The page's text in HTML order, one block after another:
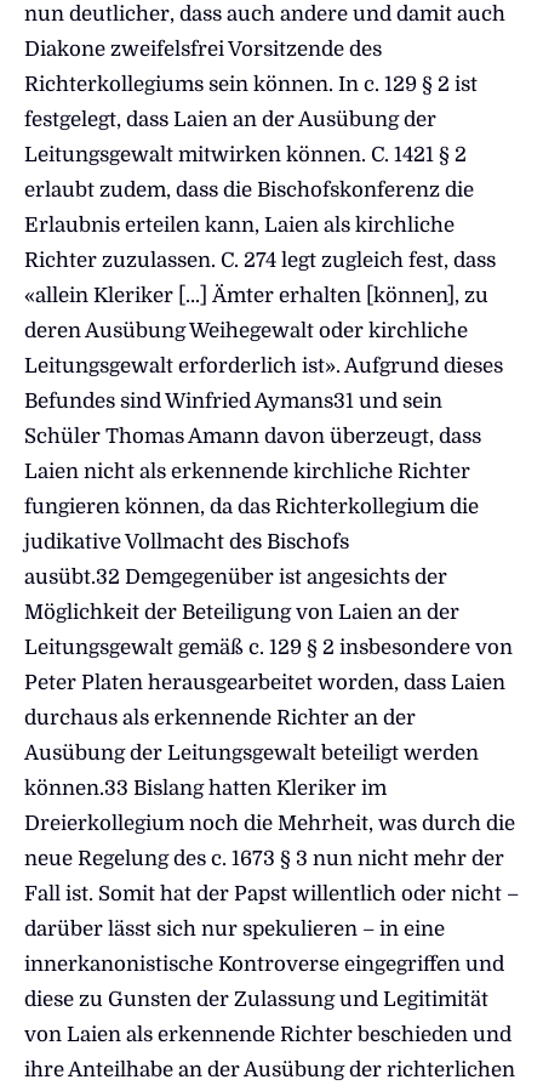
nun deutlicher, dass auch andere und damit auch
Diakone zweifelsfrei Vorsitzende des
Richterkollegiums sein können. In c. 129 § 2 ist
festgelegt, dass Laien an der Ausübung der
Leitungsgewalt mitwirken können. C. 1421 § 2
erlaubt zudem, dass die Bischofskonferenz die
Erlaubnis erteilen kann, Laien als kirchliche
Richter zuzulassen. C. 274 legt zugleich fest, dass
«allein Kleriker […] Ämter erhalten [können], zu
deren Ausübung Weihegewalt oder kirchliche
Leitungsgewalt erforderlich ist». Aufgrund dieses
Befundes sind Winfried Aymans31 und sein
Schüler Thomas Amann davon überzeugt, dass
Laien nicht als erkennende kirchliche Richter
fungieren können, da das Richterkollegium die
judikative Vollmacht des Bischofs
ausübt.32 Demgegenüber ist angesichts der
Möglichkeit der Beteiligung von Laien an der
Leitungsgewalt gemäß c. 129 § 2 insbesondere von
Peter Platen herausgearbeitet worden, dass Laien
durchaus als erkennende Richter an der
Ausübung der Leitungsgewalt beteiligt werden
können.33 Bislang hatten Kleriker im
Dreierkollegium noch die Mehrheit, was durch die
neue Regelung des c. 1673 § 3 nun nicht mehr der
Fall ist. Somit hat der Papst willentlich oder nicht –
darüber lässt sich nur spekulieren – in eine
innerkanonistische Kontroverse eingegriffen und
diese zu Gunsten der Zulassung und Legitimität
von Laien als erkennende Richter beschieden und
ihre Anteilhabe an der Ausübung der richterlichen